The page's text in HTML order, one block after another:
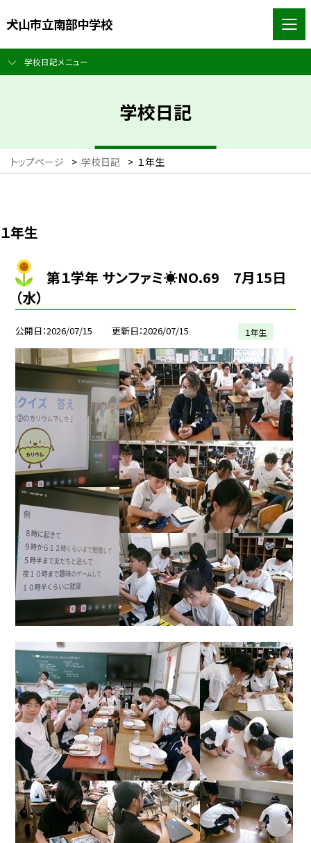
犬山市立南部中学校
学校日記メニュー
学校日記
トップページ > 学校日記 > １年生
１年生
第１学年 サンファミ☀NO.69 7月15日
（水）
公開日 2026/07/15 更新日 2026/07/15 １年生